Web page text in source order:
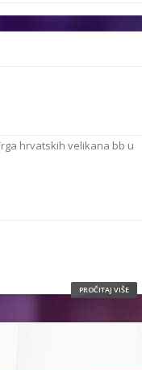
hrvatskih velikana bb u
PROČITAJ VIŠE